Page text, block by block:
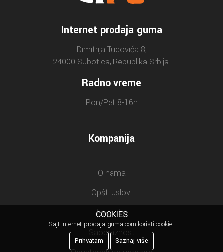
Internet prodaja guma
Dimitrija Tucovića 8,
24000 Subotica, Republika Srbija.
Radno vreme
Pon/Pet 8-16h
Kompanija
O nama
Opšti uslovi
Isporuka
Saobraznost
COOKIES
Sajt internet-prodaja-guma.com koristi cookie.
Prihvatam
Saznaj više